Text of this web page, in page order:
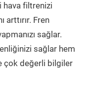
hava filtrenizi
arttırır. Fren
sağlar.
sağlar hem
çok değerli bilgiler